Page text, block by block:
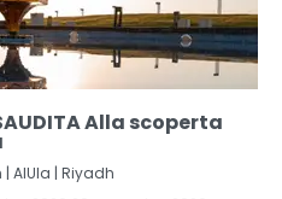
Alla scoperta
| AlUla | Riyadh